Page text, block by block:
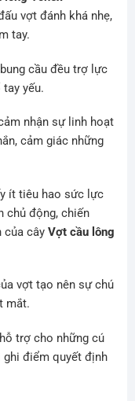
vợt đánh khá nhẹ,
tay.
cầu đều trợ lực
yếu.
nhận sự linh hoạt
cảm giác những
ít tiêu hao sức lực
chủ động, chiến
của cây Vợt cầu lông
vợt tạo nên sự chú
mắt.
trợ cho những cú
ghi điểm quyết định